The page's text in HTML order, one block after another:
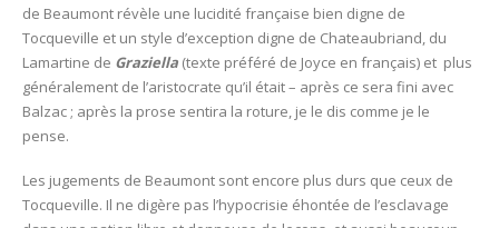
de Beaumont révèle une lucidité française bien digne de
Tocqueville et un style d’exception digne de Chateaubriand, du
Lamartine de Graziella (texte préféré de Joyce en français) et plus
généralement de l’aristocrate qu’il était – après ce sera fini avec
Balzac ; après la prose sentira la roture, je le dis comme je le
pense.
Les jugements de Beaumont sont encore plus durs que ceux de
Tocqueville. Il ne digère pas l’hypocrisie éhontée de l’esclavage